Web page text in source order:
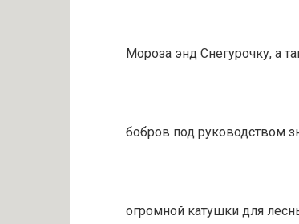
Мороза энд Снегурочку, а
бобров под руководством
огромной катушки для